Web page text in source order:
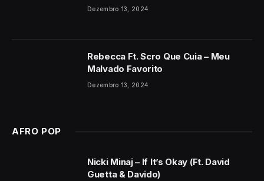
Dezembro 13, 2024
Rebecca Ft. Scro Que Cuia – Meu
Malvado Favorito
Dezembro 13, 2024
AFRO POP
Nicki Minaj – If It’s Okay (Ft. David
Guetta & Davido)